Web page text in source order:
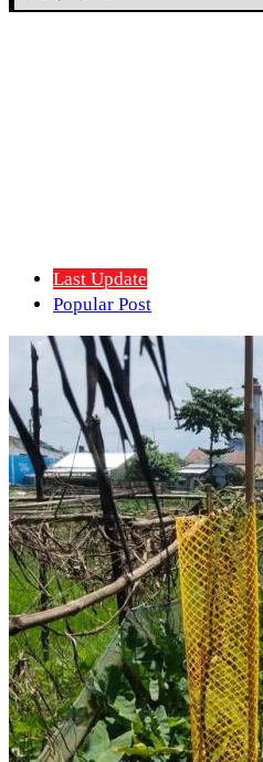
Last Update
Popular Post